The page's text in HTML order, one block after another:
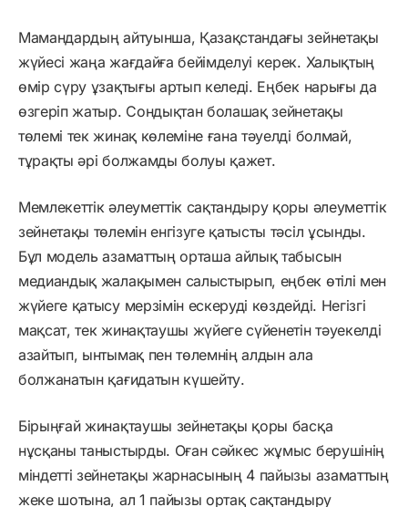
Мамандардың айтуынша, Қазақстандағы зейнетақы
жүйесі жаңа жағдайға бейімделуі керек. Халықтың
өмір сүру ұзақтығы артып келеді. Еңбек нарығы да
өзгеріп жатыр. Сондықтан болашақ зейнетақы
төлемі тек жинақ көлеміне ғана тәуелді болмай,
тұрақты әрі болжамды болуы қажет.
Мемлекеттік әлеуметтік сақтандыру қоры әлеуметтік
зейнетақы төлемін енгізуге қатысты тәсіл ұсынды.
Бұл модель азаматтың орташа айлық табысын
медиандық жалақымен салыстырып, еңбек өтілі мен
жүйеге қатысу мерзімін ескеруді көздейді. Негізгі
мақсат, тек жинақтаушы жүйеге сүйенетін тәуекелді
азайтып, ынтымақ пен төлемнің алдын ала
болжанатын қағидатын күшейту.
Бірыңғай жинақтаушы зейнетақы қоры басқа
нұсқаны таныстырды. Оған сәйкес жұмыс берушінің
міндетті зейнетақы жарнасының 4 пайызы азаматтың
жеке шотына, ал 1 пайызы ортақ сақтандыру